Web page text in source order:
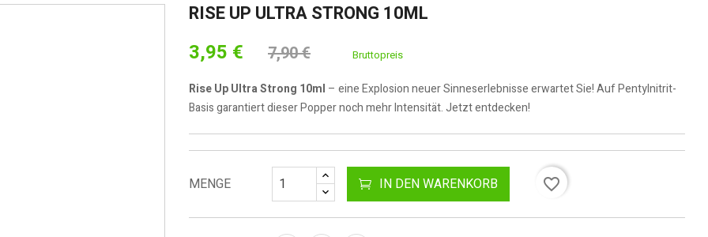
RISE UP ULTRA STRONG 10ML
3,95 € 7,90 € Bruttopreis
Rise Up Ultra Strong 10ml – eine Explosion neuer Sinneserlebnisse erwartet Sie! Auf Pentylnitrit-
Basis garantiert dieser Popper noch mehr Intensität. Jetzt entdecken!
MENGE IN DEN WARENKORB favorite_border